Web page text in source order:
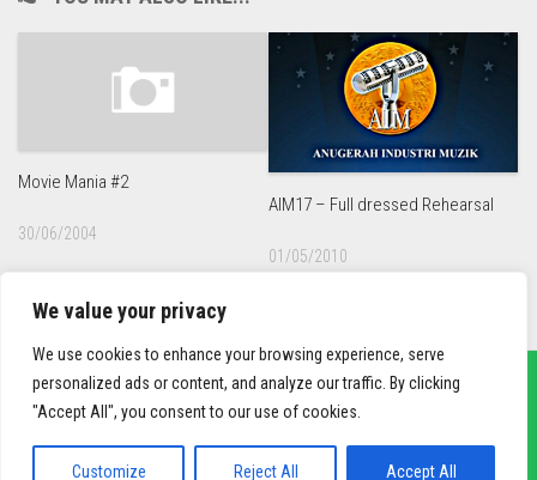
We value your privacy
We use cookies to enhance your browsing experience, serve
personalized ads or content, and analyze our traffic. By clicking
"Accept All", you consent to our use of cookies.
Customize Reject All Accept All
Movie Mania #2
30/06/2004
AIM17 – Full dressed Rehearsal
01/05/2010
sief3r.com
Powered byWordPress. Theme byAlx.